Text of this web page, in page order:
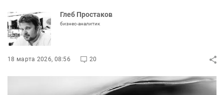
Глеб Простаков
бизнес-аналитик
18 марта 2026, 08:56 20